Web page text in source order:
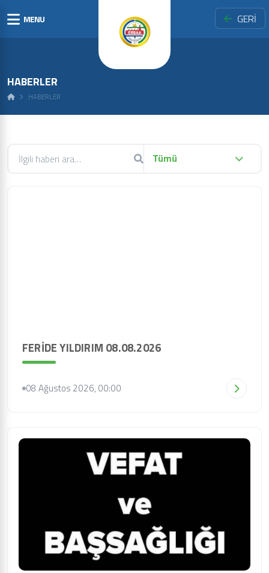
MENU
HABERLER
HABERLER
GERİ
Tümü
FERİDE YILDIRIM 08.08.2026
08 Ağustos 2026, 00:00